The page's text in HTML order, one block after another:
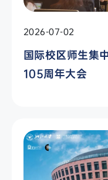
2026-07-02
国际校区师生集
105周年大会